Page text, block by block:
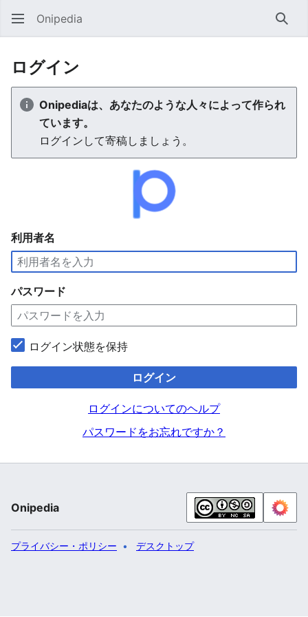
Onipedia 検索
ログイン
Onipediaは、あなたのような人々によって作られ
ています。
ログインして寄稿しましょう。
利用者名
パスワード
ログイン状態を保持
ログイン
ログインについてのヘルプ
パスワードをお忘れですか？
Onipedia
プライバシー・ポリシー デスクトップ